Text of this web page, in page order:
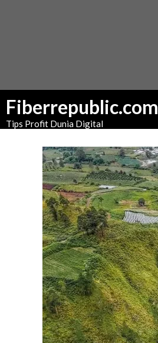
Fiberrepublic.com
Tips Profit Dunia Digital